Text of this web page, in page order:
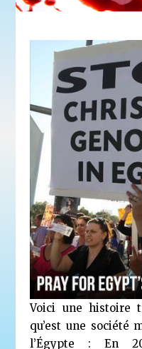
Voici une histoire
qu’est une société
l’Égypte : En